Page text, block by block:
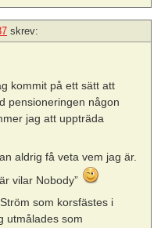
skrev:
kommit på ett sätt att
pensioneringen någon
jag att uppträda
aldrig få veta vem jag är.
vilar Nobody”
som korsfästes i
utmålades som